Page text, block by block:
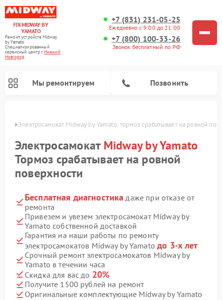
FIX-MIDWAY BY
YAMATO
Ремонт устройств Midway
by Yamato
Специализированный
cервисный центр г.Нижний
Новгород
+7 (831) 231-05-25
Ежедневно с 9:00 до 21:00
+7 (800) 100-33-26
Звонок бесплатный по РФ
Мы ремонтируем Позвонить
Электросамокат Midway by Yamato  тормоз срабатывает на ровной
Электросамокат Midway by Yamato
Тормоз срабатывает на ровной
поверхности
Бесплатная диагностика даже при отказе от
ремонта
Привезем и увезем электросамокат Midway by
Yamato собственной доставкой
Гарантия на наши работы по ремонту
электросамокатов Midway by Yamatoдо 3-х лет
Срочный ремонт электросамокатов Midway by
Yamato в течении часа
Скидка для вас до 20%
Получите 1500 рублей на ремонт
Оригинальные комплектующие Midway by Yamato